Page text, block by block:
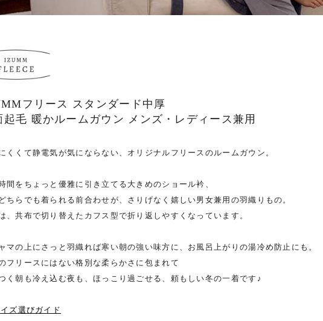
フリース スタンダード中厚
起毛 暖かルームガウン メンズ・レディース兼用
くくて静電気が気にならない、オリジナルフリースのルームガウン。
間をちょっと優雅に引き立てる大きめのショール衿、
ちらでも着られる前合わせが、さりげなく嬉しい男女兼用の羽織りもの。
、共布で切り替えたカフス型で折り返しやすくなっています。
マの上にさっと羽織れば寒い朝の強い味方に、お風呂上がりの湯冷め防止にも。
フリースにはない格別な柔らかさに包まれて
く朝も冷え込む夜も、ほっこり過ごせる、頼もしい冬の一着です♪
ズ選びガイド